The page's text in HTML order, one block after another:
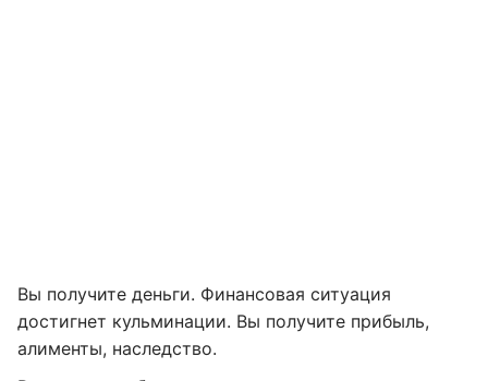
Вы получите деньги. Финансовая ситуация
достигнет кульминации. Вы получите прибыль,
алименты, наследство.